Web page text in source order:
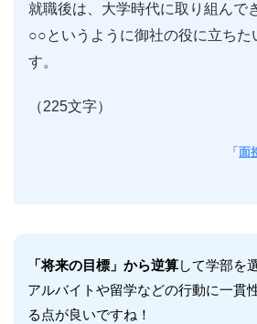
就職後は、大学時代に取り組んで
○○というように御社の役に立ちた
す。
（225文字）
「 面
「将来の目標」から逆算して学部を
アルバイトや留学などの行動に一貫
る点が良いですね！